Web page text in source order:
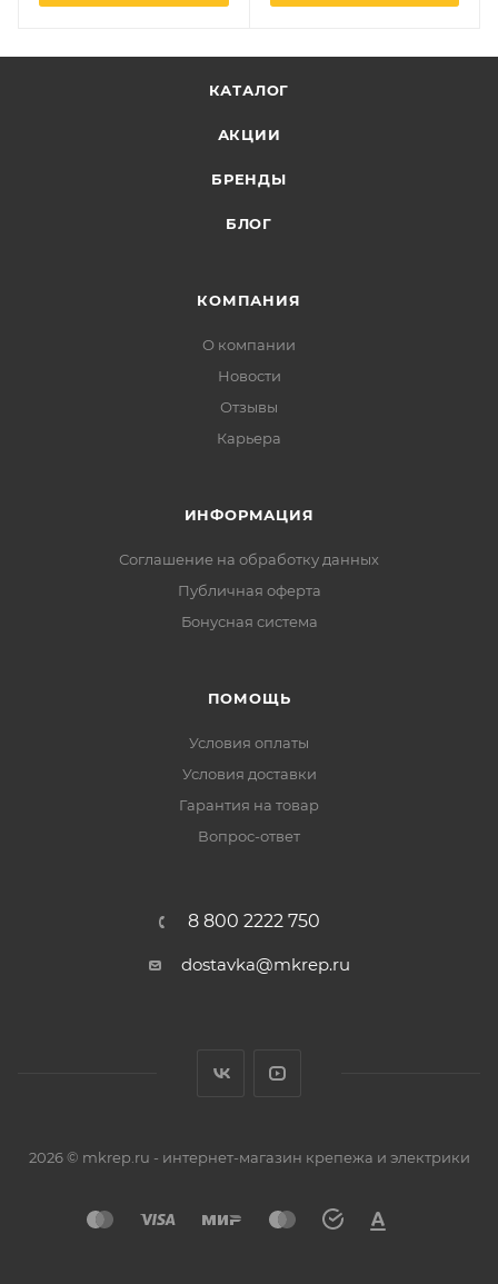
КАТАЛОГ
АКЦИИ
БРЕНДЫ
БЛОГ
КОМПАНИЯ
О компании
Новости
Отзывы
Карьера
ИНФОРМАЦИЯ
Соглашение на обработку данных
Публичная оферта
Бонусная система
ПОМОЩЬ
Условия оплаты
Условия доставки
Гарантия на товар
Вопрос-ответ
8 800 2222 750
dostavka@mkrep.ru
2026 © mkrep.ru - интернет-магазин крепежа и электрики